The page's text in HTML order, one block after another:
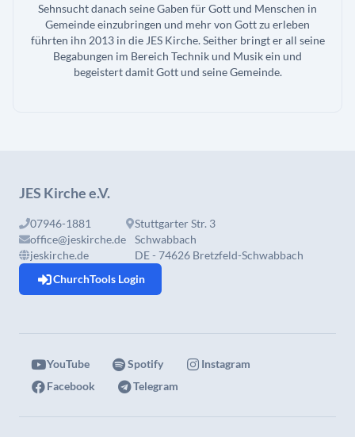
Sehnsucht danach seine Gaben für Gott und Menschen in
Gemeinde einzubringen und mehr von Gott zu erleben
führten ihn 2013 in die JES Kirche. Seither bringt er all seine
Begabungen im Bereich Technik und Musik ein und
begeistert damit Gott und seine Gemeinde.
JES Kirche e.V.
07946-1881
office@jeskirche.de
jeskirche.de
Stuttgarter Str. 3
Schwabbach
DE - 74626 Bretzfeld-Schwabbach
ChurchTools Login
YouTube Spotify
Instagram
Facebook
Telegram